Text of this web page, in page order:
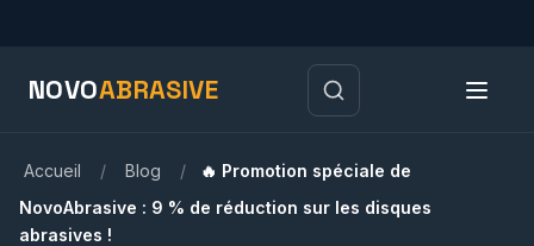
NOVOABRASIVE
Accueil / Blog /
🔥 Promotion spéciale de
NovoAbrasive : 9 % de réduction sur les disques
abrasives !